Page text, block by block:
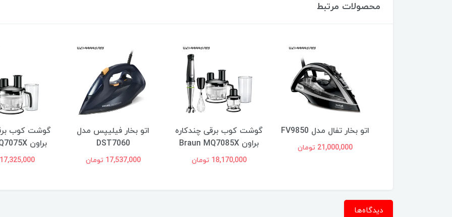
محصولات مرتبط
اتو بخار تفال مدل FV9850
21,000,000 تومان
گوشت کوب برقی چندکاره
براون Braun MQ7085X
18,170,000 تومان
اتو بخار فیلیپس مدل
DST7060
17,537,000 تومان
گوشت کوب
براون Braun MQ7075X
17,325,000 تومان
دیدگاه‌ها